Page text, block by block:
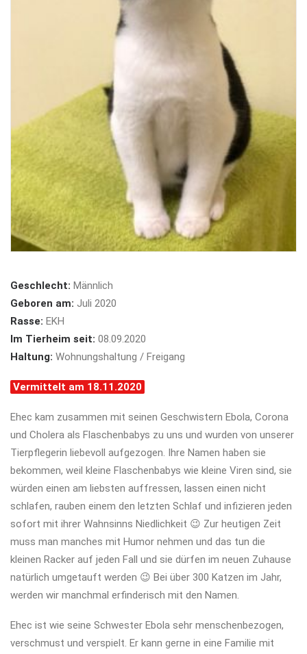
Geschlecht: Männlich
Geboren am: Juli 2020
Rasse: EKH
Im Tierheim seit: 08.09.2020
Haltung: Wohnungshaltung / Freigang
Vermittelt am 18.11.2020
Ehec kam zusammen mit seinen Geschwistern Ebola, Corona
und Cholera als Flaschenbabys zu uns und wurden von unserer
Tierpflegerin liebevoll aufgezogen. Ihre Namen haben sie
bekommen, weil kleine Flaschenbabys wie kleine Viren sind, sie
würden einen am liebsten auffressen, lassen einen nicht
schlafen, rauben einem den letzten Schlaf und infizieren jeden
sofort mit ihrer Wahnsinns Niedlichkeit 😉 Zur heutigen Zeit
muss man manches mit Humor nehmen und das tun die
kleinen Racker auf jeden Fall und sie dürfen im neuen Zuhause
natürlich umgetauft werden 😉 Bei über 300 Katzen im Jahr,
werden wir manchmal erfinderisch mit den Namen.
Ehec ist wie seine Schwester Ebola sehr menschenbezogen,
verschmust und verspielt. Er kann gerne in eine Familie mit